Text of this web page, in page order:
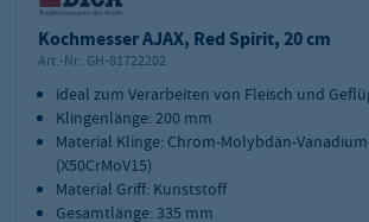
Kochmesser AJAX, Red Spirit, 20 cm
Art.-Nr.: GH-81722202
ideal zum Verarbeiten von Fleisch und
Klingenlänge: 200 mm
Material Klinge: Chrom-Molybdän-
(X50CrMoV15)
Material Griff: Kunststoff
Gesamtlänge: 335 mm